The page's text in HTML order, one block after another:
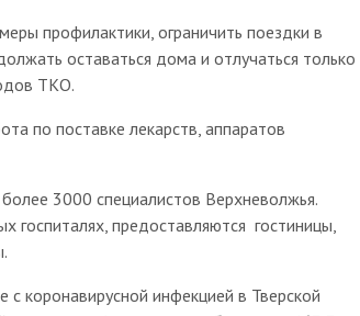
профилактики, ограничить поездки в
оставаться дома и отлучаться только
ТКО.
по поставке лекарств, аппаратов
3000 специалистов Верхневолжья.
предоставляются гостиницы,
коронавирусной инфекцией в Тверской